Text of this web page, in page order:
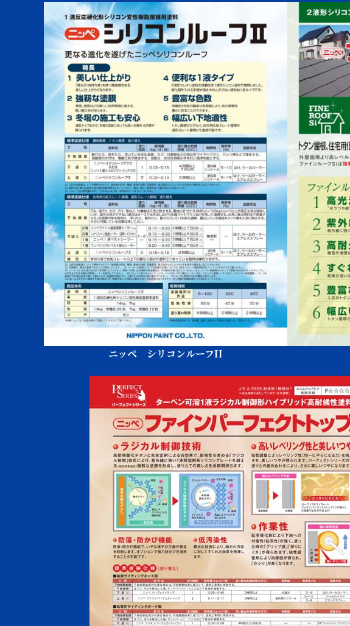
ニッペ シリコンルーフII